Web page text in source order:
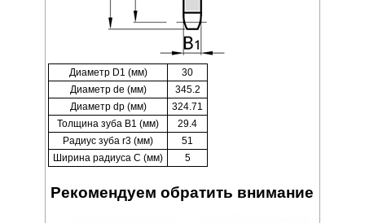
Диаметр D1 (мм)
30
Диаметр de (мм)
345.2
Диаметр dp (мм)
324.71
Толщина зуба B1 (мм)
29.4
Радиус зуба r3 (мм)
51
Ширина радиуса C (мм)
5
Рекомендуем обратить внимание